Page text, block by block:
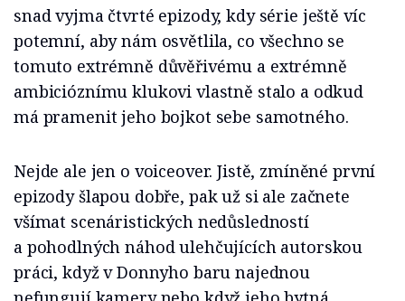
snad vyjma čtvrté epizody, kdy série ještě víc
potemní, aby nám osvětlila, co všechno se
tomuto extrémně důvěřivému a extrémně
ambicióznímu klukovi vlastně stalo a odkud
má pramenit jeho bojkot sebe samotného.
Nejde ale jen o voiceover. Jistě, zmíněné první
epizody šlapou dobře, pak už si ale začnete
všímat scenáristických nedůsledností
a pohodlných náhod ulehčujících autorskou
práci, když v Donnyho baru najednou